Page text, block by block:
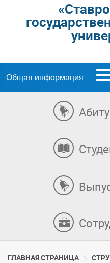
Общая информация
ГЛАВНАЯ СТРАНИЦА